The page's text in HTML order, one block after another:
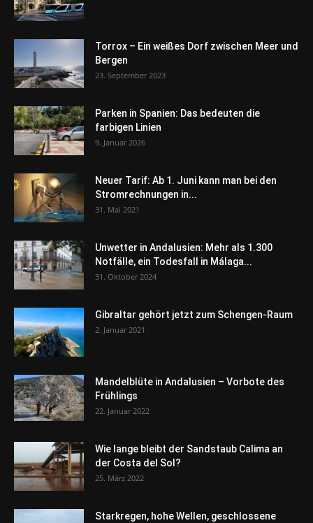
Torrox – Ein weißes Dorf zwischen Meer und
Bergen
23. September 2023
Parken in Spanien: Das bedeuten die
farbigen Linien
9. Januar 2026
Neuer Tarif: Ab 1. Juni kann man bei den
Stromrechnungen in...
31. Mai 2021
Unwetter in Andalusien: Mehr als 1.300
Notfälle, ein Todesfall in Málaga...
31. Oktober 2024
Gibraltar gehört jetzt zum Schengen-Raum
2. Januar 2021
Mandelblüte in Andalusien – Vorbote des
Frühlings
22. Januar 2022
Wie lange bleibt der Sandstaub Calima an
der Costa del Sol?
25. März 2022
Starkregen, hohe Wellen, geschlossene